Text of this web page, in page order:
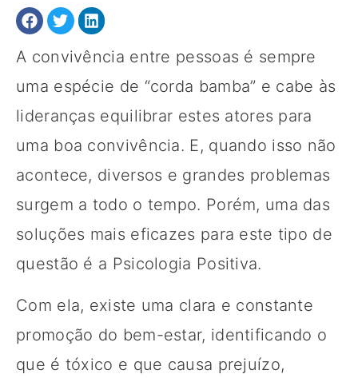
A convivência entre pessoas é sempre
uma espécie de “corda bamba” e cabe às
lideranças equilibrar estes atores para
uma boa convivência. E, quando isso não
acontece, diversos e grandes problemas
surgem a todo o tempo. Porém, uma das
soluções mais eficazes para este tipo de
questão é a Psicologia Positiva.
Com ela, existe uma clara e constante
promoção do bem-estar, identificando o
que é tóxico e que causa prejuízo,